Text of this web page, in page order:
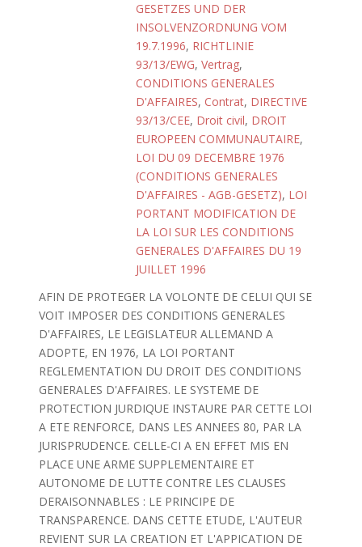
GESETZES UND DER
INSOLVENZORDNUNG VOM
19.7.1996, RICHTLINIE
93/13/EWG, Vertrag,
CONDITIONS GENERALES
D'AFFAIRES, Contrat, DIRECTIVE
93/13/CEE, Droit civil, DROIT
EUROPEEN COMMUNAUTAIRE,
LOI DU 09 DECEMBRE 1976
(CONDITIONS GENERALES
D'AFFAIRES - AGB-GESETZ), LOI
PORTANT MODIFICATION DE
LA LOI SUR LES CONDITIONS
GENERALES D'AFFAIRES DU 19
JUILLET 1996
AFIN DE PROTEGER LA VOLONTE DE CELUI QUI SE
VOIT IMPOSER DES CONDITIONS GENERALES
D'AFFAIRES, LE LEGISLATEUR ALLEMAND A
ADOPTE, EN 1976, LA LOI PORTANT
REGLEMENTATION DU DROIT DES CONDITIONS
GENERALES D'AFFAIRES. LE SYSTEME DE
PROTECTION JURDIQUE INSTAURE PAR CETTE LOI
A ETE RENFORCE, DANS LES ANNEES 80, PAR LA
JURISPRUDENCE. CELLE-CI A EN EFFET MIS EN
PLACE UNE ARME SUPPLEMENTAIRE ET
AUTONOME DE LUTTE CONTRE LES CLAUSES
DERAISONNABLES : LE PRINCIPE DE
TRANSPARENCE. DANS CETTE ETUDE, L'AUTEUR
REVIENT SUR LA CREATION ET L'APPICATION DE